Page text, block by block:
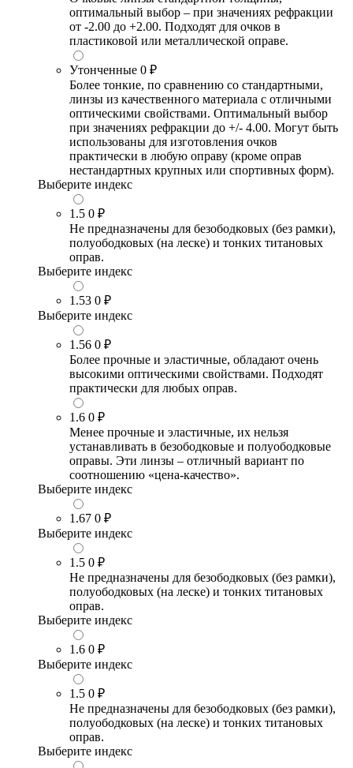
оптимальный выбор – при значениях рефракции
от -2.00 до +2.00. Подходят для очков в
пластиковой или металлической оправе.
Утонченные 0 ₽
Более тонкие, по сравнению со стандартными,
линзы из качественного материала с отличными
оптическими свойствами. Оптимальный выбор
при значениях рефракции до +/- 4.00. Могут быть
использованы для изготовления очков
практически в любую оправу (кроме оправ
нестандартных крупных или спортивных форм).
Выберите индекс
1.5 0 ₽
Не предназначены для безободковых (без рамки),
полуободковых (на леске) и тонких титановых
оправ.
Выберите индекс
1.53 0 ₽
Выберите индекс
1.56 0 ₽
Более прочные и эластичные, обладают очень
высокими оптическими свойствами. Подходят
практически для любых оправ.
1.6 0 ₽
Менее прочные и эластичные, их нельзя
устанавливать в безободковые и полуободковые
оправы. Эти линзы – отличный вариант по
соотношению «цена-качество».
Выберите индекс
1.67 0 ₽
Выберите индекс
1.5 0 ₽
Не предназначены для безободковых (без рамки),
полуободковых (на леске) и тонких титановых
оправ.
Выберите индекс
1.6 0 ₽
Выберите индекс
1.5 0 ₽
Не предназначены для безободковых (без рамки),
полуободковых (на леске) и тонких титановых
оправ.
Выберите индекс